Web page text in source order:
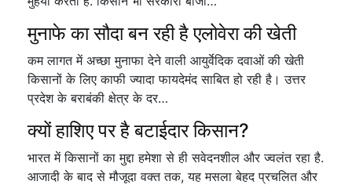
मुनाफे का सौदा बन रही है एलोवेरा की खेती
कम लागत में अच्छा मुनाफा देने वाली आयुर्वेदिक दवाओं की खेती
किसानों के लिए काफी ज्यादा फायदेमंद साबित हो रही है। उत्तर
प्रदेश के बराबंकी क्षेत्र के दर…
क्यों हाशिए पर है बटाईदार किसान?
भारत में किसानों का मुद्दा हमेशा से ही सवेदनशील और ज्वलंत रहा है.
आजादी के बाद से मौजूदा वक्त तक, यह मसला बेहद प्रचलित और